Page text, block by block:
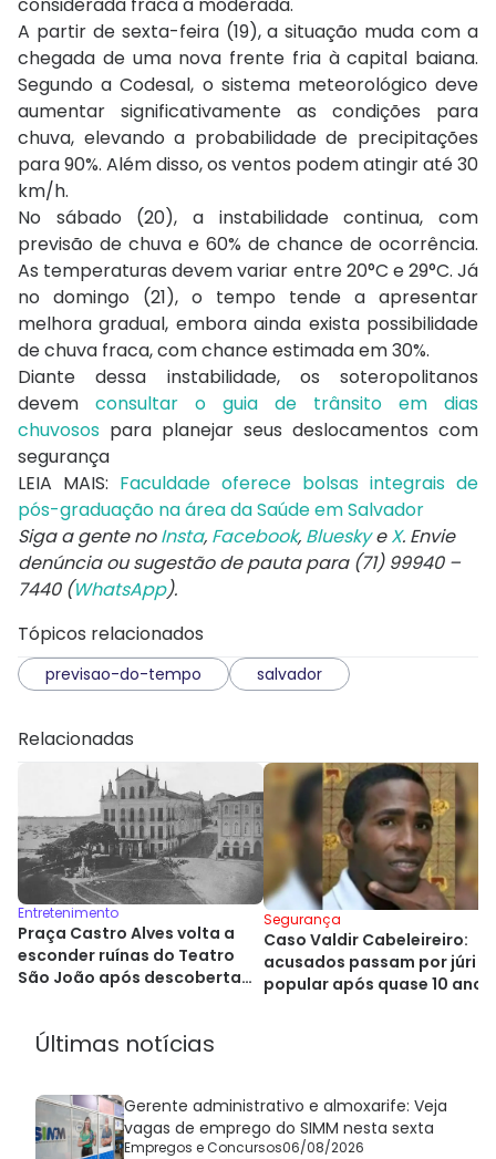
considerada fraca a moderada.
A partir de sexta-feira (19), a situação muda com a
chegada de uma nova frente fria à capital baiana.
Segundo a Codesal, o sistema meteorológico deve
aumentar significativamente as condições para
chuva, elevando a probabilidade de precipitações
para 90%. Além disso, os ventos podem atingir até 30
km/h.
No sábado (20), a instabilidade continua, com
previsão de chuva e 60% de chance de ocorrência.
As temperaturas devem variar entre 20°C e 29°C. Já
no domingo (21), o tempo tende a apresentar
melhora gradual, embora ainda exista possibilidade
de chuva fraca, com chance estimada em 30%.
Diante dessa instabilidade, os soteropolitanos
devem consultar o guia de trânsito em dias
chuvosos para planejar seus deslocamentos com
segurança
LEIA MAIS: Faculdade oferece bolsas integrais de
pós-graduação na área da Saúde em Salvador
Siga a gente noInsta, Facebook, BlueskyeX. Envie
denúncia ou sugestão de pauta para (71) 99940 –
7440 (WhatsApp).
Tópicos relacionados
previsao-do-tempo salvador
Relacionadas
Entretenimento
Praça Castro Alves volta a
esconder ruínas do Teatro
São João após descoberta
Segurança
Caso Valdir Cabeleireiro:
acusados passam por júri
popular após quase 10 anos
Últimas notícias
Gerente administrativo e almoxarife: Veja
vagas de emprego do SIMM nesta sexta
Empregos e Concursos06/08/2026